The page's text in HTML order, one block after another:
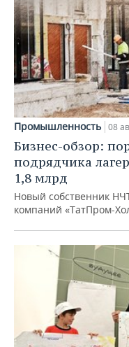
Промышленность 08
Бизнес-обзор:
подрядчика
1,8 млрд
Новый собственник
компаний «ТатПром-